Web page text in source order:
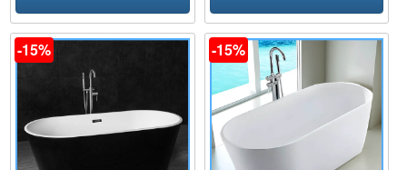
-15% -15%